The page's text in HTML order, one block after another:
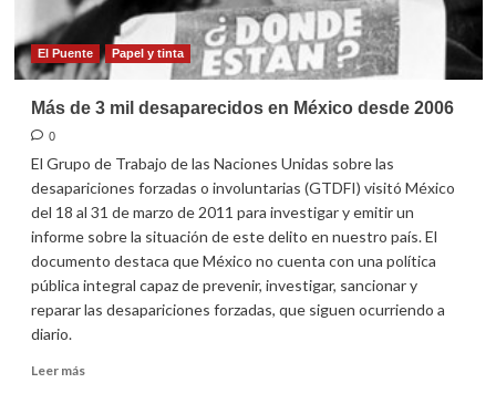
El Puente Papel y tinta
Más de 3 mil desaparecidos en México desde 2006
0
El Grupo de Trabajo de las Naciones Unidas sobre las
desapariciones forzadas o involuntarias (GTDFI) visitó México
del 18 al 31 de marzo de 2011 para investigar y emitir un
informe sobre la situación de este delito en nuestro país. El
documento destaca que México no cuenta con una política
pública integral capaz de prevenir, investigar, sancionar y
reparar las desapariciones forzadas, que siguen ocurriendo a
diario.
Leer másLeer